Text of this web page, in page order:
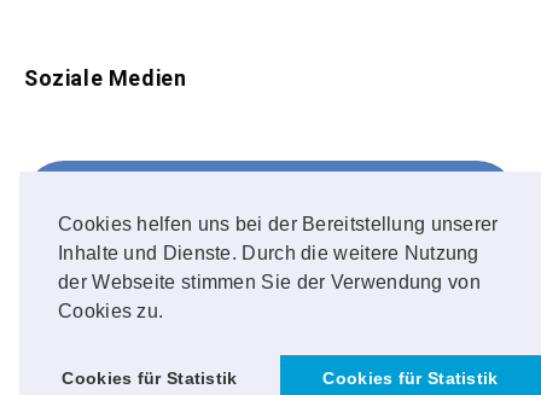
Cookies helfen uns bei der Bereitstellung unserer
Inhalte und Dienste. Durch die weitere Nutzung
der Webseite stimmen Sie der Verwendung von
Cookies zu.
Cookies für Statistik Cookies für Statistik
Soziale Medien
FOLLOW ME!
Instagram
OUR PHOTOS!